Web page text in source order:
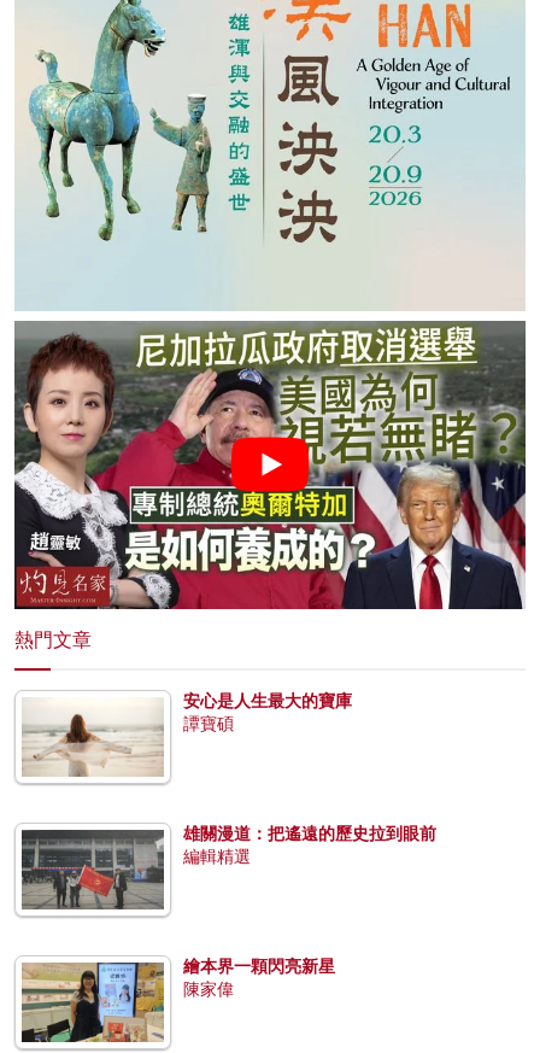
熱門文章
安心是人生最大的寶庫
譚寶碩
雄關漫道：把遙遠的歷史拉到眼前
編輯精選
繪本界一顆閃亮新星
陳家偉